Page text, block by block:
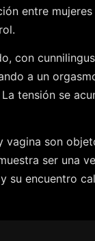
entre
con
a un
tensión se
son
ser una
su encuentro